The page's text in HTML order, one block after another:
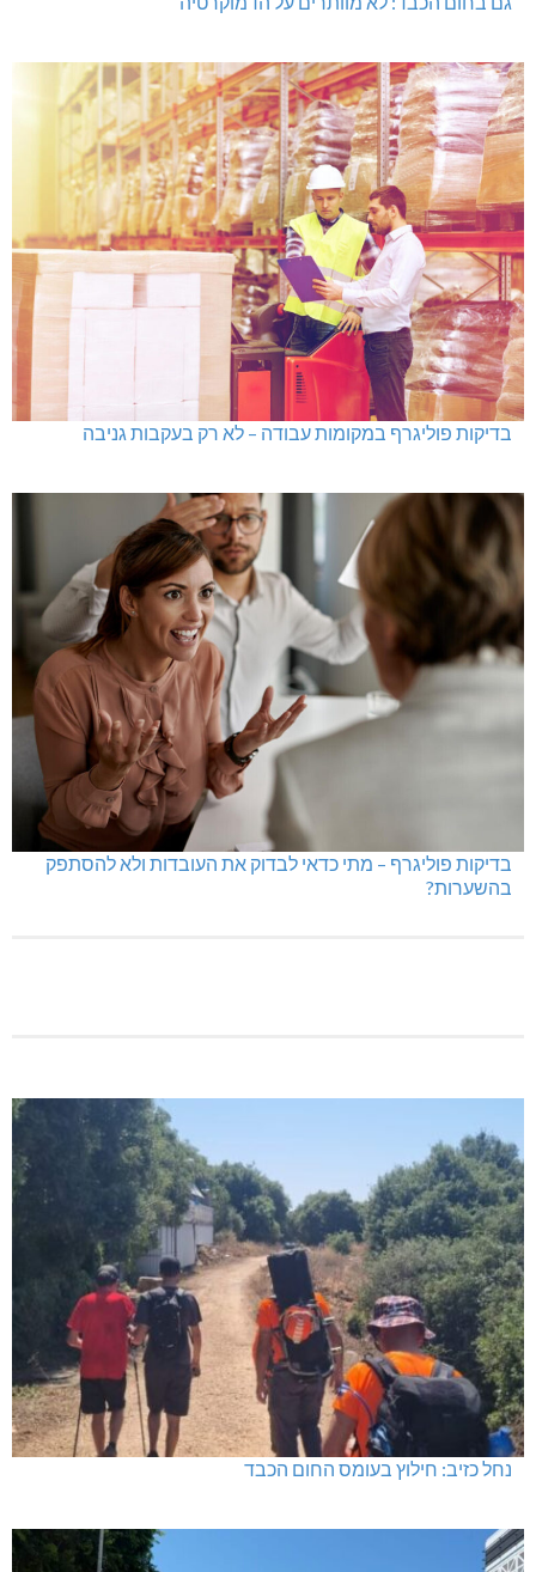
בדיקות פוליגרף במקומות עבודה – לא רק בעקבות גניבה
בדיקות פוליגרף – מתי כדאי לבדוק את העובדות ולא להסתפק
בהשערות?
נחל כזיב: חילוץ בעומס החום הכבד